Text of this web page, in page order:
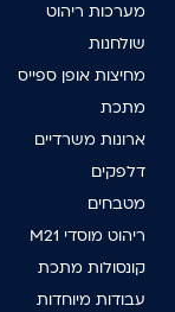
מערכות ריהוט
שולחנות
מחיצות אופן ספייס
מתכת
ארונות משרדיים
דלפקים
מטבחים
ריהוט מוסדי M21
קונסולות מתכת
עבודות מיוחדות